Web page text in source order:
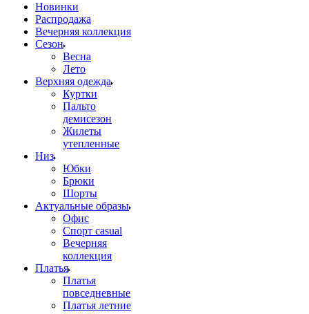
Новинки
Распродажа
Вечерняя коллекция
Сезон
Весна
Лето
Верхняя одежда
Куртки
Пальто
демисезон
Жилеты
утепленные
Низ
Юбки
Брюки
Шорты
Актуальные образы
Офис
Спорт casual
Вечерняя
коллекция
Платья
Платья
повседневные
Платья летние